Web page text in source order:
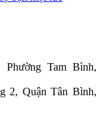
Tam Bình,
2, Quận Tân Bình,